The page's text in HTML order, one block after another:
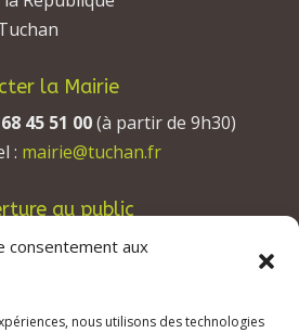
consentement aux
nous utilisons des technologies
la Mairie
45 51 00(à partir de 9h30)
: mairie@tuchan.fr
au public
et jeudis : de 8h à 12h et de